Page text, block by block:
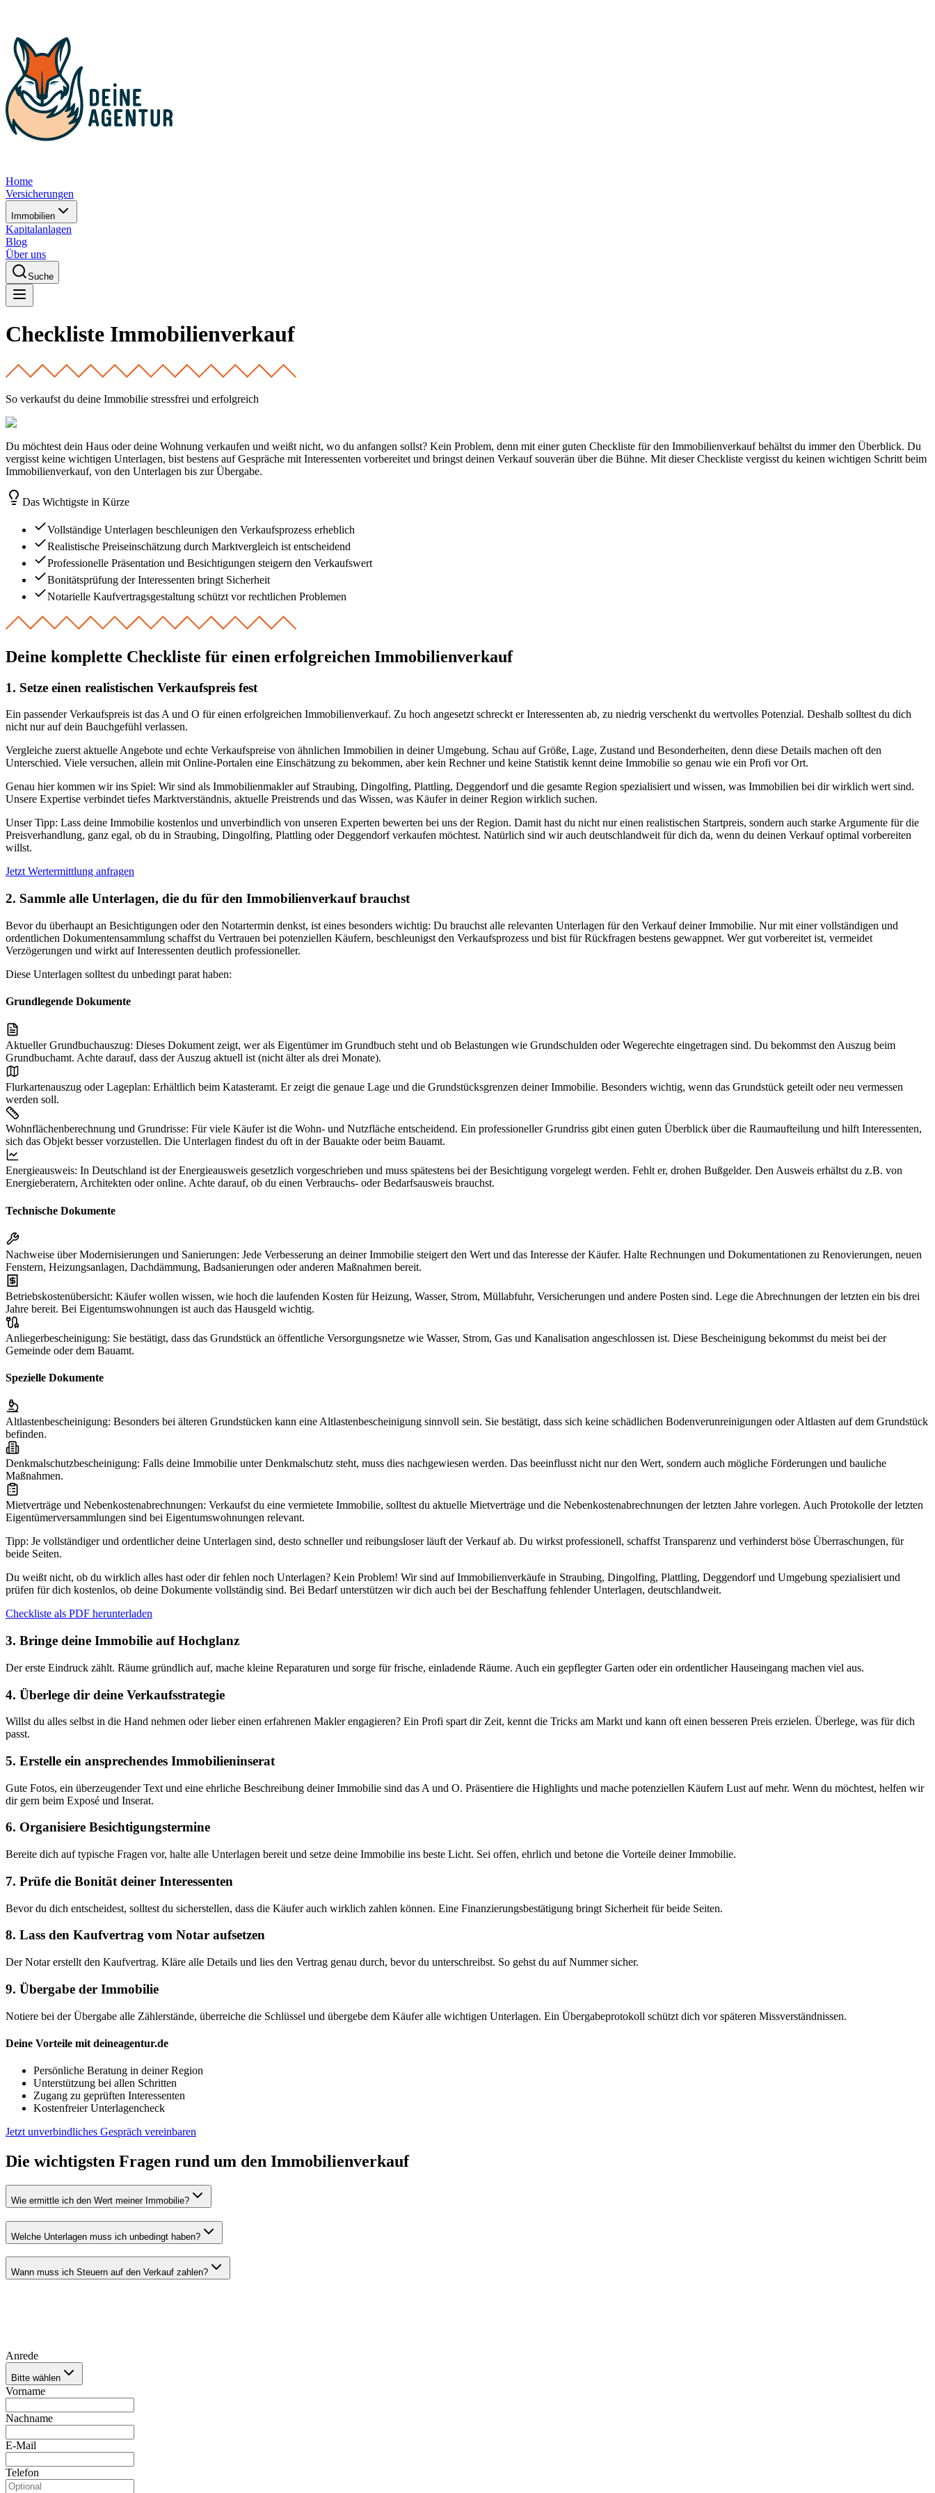
Home
Versicherungen
Immobilien
Kapitalanlagen
Blog
Über uns
Suche
Checkliste Immobilienverkauf
So verkaufst du deine Immobilie stressfrei und erfolgreich
Du möchtest dein Haus oder deine Wohnung verkaufen und weißt nicht, wo du anfangen sollst? Kein Problem, denn mit einer guten Checkliste für den Immobilienverkauf behältst du immer den Überblick. Du
vergisst keine wichtigen Unterlagen, bist bestens auf Gespräche mit Interessenten vorbereitet und bringst deinen Verkauf souverän über die Bühne. Mit dieser Checkliste vergisst du keinen wichtigen Schritt beim
Immobilienverkauf, von den Unterlagen bis zur Übergabe.
Das Wichtigste in Kürze
Vollständige Unterlagen beschleunigen den Verkaufsprozess erheblich
Realistische Preiseinschätzung durch Marktvergleich ist entscheidend
Professionelle Präsentation und Besichtigungen steigern den Verkaufswert
Bonitätsprüfung der Interessenten bringt Sicherheit
Notarielle Kaufvertragsgestaltung schützt vor rechtlichen Problemen
Deine komplette Checkliste für einen erfolgreichen Immobilienverkauf
1. Setze einen realistischen Verkaufspreis fest
Ein passender Verkaufspreis ist das A und O für einen erfolgreichen Immobilienverkauf. Zu hoch angesetzt schreckt er Interessenten ab, zu niedrig verschenkt du wertvolles Potenzial. Deshalb solltest du dich
nicht nur auf dein Bauchgefühl verlassen.
Vergleiche zuerst aktuelle Angebote und echte Verkaufspreise von ähnlichen Immobilien in deiner Umgebung. Schau auf Größe, Lage, Zustand und Besonderheiten, denn diese Details machen oft den
Unterschied. Viele versuchen, allein mit Online-Portalen eine Einschätzung zu bekommen, aber kein Rechner und keine Statistik kennt deine Immobilie so genau wie ein Profi vor Ort.
Genau hier kommen wir ins Spiel: Wir sind als Immobilienmakler auf Straubing, Dingolfing, Plattling, Deggendorf und die gesamte Region spezialisiert und wissen, was Immobilien bei dir wirklich wert sind.
Unsere Expertise verbindet tiefes Marktverständnis, aktuelle Preistrends und das Wissen, was Käufer in deiner Region wirklich suchen.
Unser Tipp: Lass deine Immobilie kostenlos und unverbindlich von unseren Experten bewerten bei uns der Region. Damit hast du nicht nur einen realistischen Startpreis, sondern auch starke Argumente für die
Preisverhandlung, ganz egal, ob du in Straubing, Dingolfing, Plattling oder Deggendorf verkaufen möchtest. Natürlich sind wir auch deutschlandweit für dich da, wenn du deinen Verkauf optimal vorbereiten
willst.
Jetzt Wertermittlung anfragen
2. Sammle alle Unterlagen, die du für den Immobilienverkauf brauchst
Bevor du überhaupt an Besichtigungen oder den Notartermin denkst, ist eines besonders wichtig: Du brauchst alle relevanten Unterlagen für den Verkauf deiner Immobilie. Nur mit einer vollständigen und
ordentlichen Dokumentensammlung schaffst du Vertrauen bei potenziellen Käufern, beschleunigst den Verkaufsprozess und bist für Rückfragen bestens gewappnet. Wer gut vorbereitet ist, vermeidet
Verzögerungen und wirkt auf Interessenten deutlich professioneller.
Diese Unterlagen solltest du unbedingt parat haben:
Grundlegende Dokumente
Aktueller Grundbuchauszug: Dieses Dokument zeigt, wer als Eigentümer im Grundbuch steht und ob Belastungen wie Grundschulden oder Wegerechte eingetragen sind. Du bekommst den Auszug beim
Grundbuchamt. Achte darauf, dass der Auszug aktuell ist (nicht älter als drei Monate).
Flurkartenauszug oder Lageplan: Erhältlich beim Katasteramt. Er zeigt die genaue Lage und die Grundstücksgrenzen deiner Immobilie. Besonders wichtig, wenn das Grundstück geteilt oder neu vermessen
werden soll.
Wohnflächenberechnung und Grundrisse: Für viele Käufer ist die Wohn- und Nutzfläche entscheidend. Ein professioneller Grundriss gibt einen guten Überblick über die Raumaufteilung und hilft Interessenten,
sich das Objekt besser vorzustellen. Die Unterlagen findest du oft in der Bauakte oder beim Bauamt.
Energieausweis: In Deutschland ist der Energieausweis gesetzlich vorgeschrieben und muss spätestens bei der Besichtigung vorgelegt werden. Fehlt er, drohen Bußgelder. Den Ausweis erhältst du z.B. von
Energieberatern, Architekten oder online. Achte darauf, ob du einen Verbrauchs- oder Bedarfsausweis brauchst.
Technische Dokumente
Nachweise über Modernisierungen und Sanierungen: Jede Verbesserung an deiner Immobilie steigert den Wert und das Interesse der Käufer. Halte Rechnungen und Dokumentationen zu Renovierungen, neuen
Fenstern, Heizungsanlagen, Dachdämmung, Badsanierungen oder anderen Maßnahmen bereit.
Betriebskostenübersicht: Käufer wollen wissen, wie hoch die laufenden Kosten für Heizung, Wasser, Strom, Müllabfuhr, Versicherungen und andere Posten sind. Lege die Abrechnungen der letzten ein bis drei
Jahre bereit. Bei Eigentumswohnungen ist auch das Hausgeld wichtig.
Anliegerbescheinigung: Sie bestätigt, dass das Grundstück an öffentliche Versorgungsnetze wie Wasser, Strom, Gas und Kanalisation angeschlossen ist. Diese Bescheinigung bekommst du meist bei der
Gemeinde oder dem Bauamt.
Spezielle Dokumente
Altlastenbescheinigung: Besonders bei älteren Grundstücken kann eine Altlastenbescheinigung sinnvoll sein. Sie bestätigt, dass sich keine schädlichen Bodenverunreinigungen oder Altlasten auf dem Grundstück
befinden.
Denkmalschutzbescheinigung: Falls deine Immobilie unter Denkmalschutz steht, muss dies nachgewiesen werden. Das beeinflusst nicht nur den Wert, sondern auch mögliche Förderungen und bauliche
Maßnahmen.
Mietverträge und Nebenkostenabrechnungen: Verkaufst du eine vermietete Immobilie, solltest du aktuelle Mietverträge und die Nebenkostenabrechnungen der letzten Jahre vorlegen. Auch Protokolle der letzten
Eigentümerversammlungen sind bei Eigentumswohnungen relevant.
Tipp: Je vollständiger und ordentlicher deine Unterlagen sind, desto schneller und reibungsloser läuft der Verkauf ab. Du wirkst professionell, schaffst Transparenz und verhinderst böse Überraschungen, für
beide Seiten.
Du weißt nicht, ob du wirklich alles hast oder dir fehlen noch Unterlagen? Kein Problem! Wir sind auf Immobilienverkäufe in Straubing, Dingolfing, Plattling, Deggendorf und Umgebung spezialisiert und
prüfen für dich kostenlos, ob deine Dokumente vollständig sind. Bei Bedarf unterstützen wir dich auch bei der Beschaffung fehlender Unterlagen, deutschlandweit.
Checkliste als PDF herunterladen
3. Bringe deine Immobilie auf Hochglanz
Der erste Eindruck zählt. Räume gründlich auf, mache kleine Reparaturen und sorge für frische, einladende Räume. Auch ein gepflegter Garten oder ein ordentlicher Hauseingang machen viel aus.
4. Überlege dir deine Verkaufsstrategie
Willst du alles selbst in die Hand nehmen oder lieber einen erfahrenen Makler engagieren? Ein Profi spart dir Zeit, kennt die Tricks am Markt und kann oft einen besseren Preis erzielen. Überlege, was für dich
passt.
5. Erstelle ein ansprechendes Immobilieninserat
Gute Fotos, ein überzeugender Text und eine ehrliche Beschreibung deiner Immobilie sind das A und O. Präsentiere die Highlights und mache potenziellen Käufern Lust auf mehr. Wenn du möchtest, helfen wir
dir gern beim Exposé und Inserat.
6. Organisiere Besichtigungstermine
Bereite dich auf typische Fragen vor, halte alle Unterlagen bereit und setze deine Immobilie ins beste Licht. Sei offen, ehrlich und betone die Vorteile deiner Immobilie.
7. Prüfe die Bonität deiner Interessenten
Bevor du dich entscheidest, solltest du sicherstellen, dass die Käufer auch wirklich zahlen können. Eine Finanzierungsbestätigung bringt Sicherheit für beide Seiten.
8. Lass den Kaufvertrag vom Notar aufsetzen
Der Notar erstellt den Kaufvertrag. Kläre alle Details und lies den Vertrag genau durch, bevor du unterschreibst. So gehst du auf Nummer sicher.
9. Übergabe der Immobilie
Notiere bei der Übergabe alle Zählerstände, überreiche die Schlüssel und übergebe dem Käufer alle wichtigen Unterlagen. Ein Übergabeprotokoll schützt dich vor späteren Missverständnissen.
Deine Vorteile mit deineagentur.de
Persönliche Beratung in deiner Region
Unterstützung bei allen Schritten
Zugang zu geprüften Interessenten
Kostenfreier Unterlagencheck
Jetzt unverbindliches Gespräch vereinbaren
Die wichtigsten Fragen rund um den Immobilienverkauf
Wie ermittle ich den Wert meiner Immobilie?
Welche Unterlagen muss ich unbedingt haben?
Wann muss ich Steuern auf den Verkauf zahlen?
Anrede
Bitte wählen
Vorname
Nachname
E-Mail
Telefon